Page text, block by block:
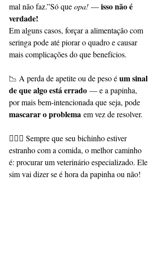
mal não faz.”Só que opa! — isso não é
verdade!
Em alguns casos, forçar a alimentação com
seringa pode até piorar o quadro e causar
mais complicações do que benefícios.
📉 A perda de apetite ou de peso é um sinal
de que algo está errado — e a papinha,
por mais bem-intencionada que seja, pode
mascarar o problema em vez de resolver.
👩‍⚕️✨ Sempre que seu bichinho estiver
estranho com a comida, o melhor caminho
é: procurar um veterinário especializado. Ele
sim vai dizer se é hora da papinha ou não!